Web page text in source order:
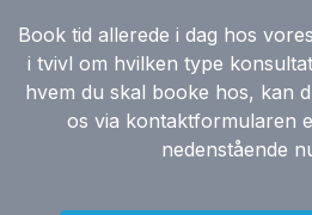
Book tid allerede i dag hos
i tvivl om hvilken type
hvem du skal booke hos, kan
os via kontaktformularen
nedenstående